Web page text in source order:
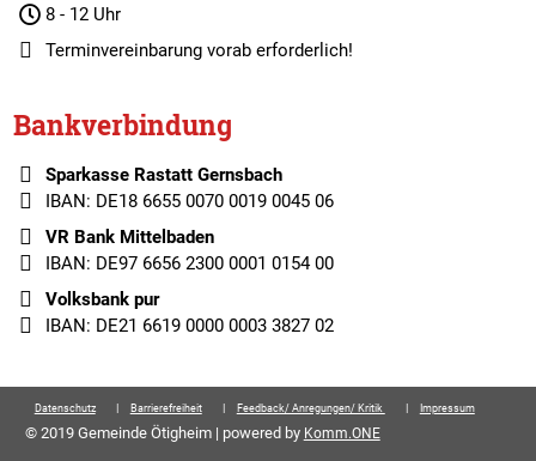
8 - 12 Uhr
Terminvereinbarungvorab erforderlich!
Bankverbindung
Sparkasse Rastatt Gernsbach
IBAN: DE18 6655 0070 0019 0045 06
VR Bank Mittelbaden
IBAN: DE97 6656 2300 0001 0154 00
Volksbank pur
IBAN: DE21 6619 0000 0003 3827 02
Datenschutz Barrierefreiheit Feedback/ Anregungen/ Kritik Impressum
© 2019 Gemeinde Ötigheim | powered by Komm.ONE